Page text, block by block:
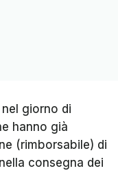
giorno di
hanno già
(rimborsabile) di
consegna dei